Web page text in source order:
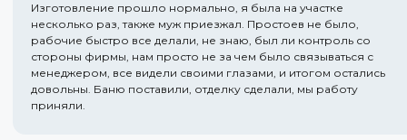
Изготовление прошло нормально, я была на участке
несколько раз, также муж приезжал. Простоев не было,
рабочие быстро все делали, не знаю, был ли контроль со
стороны фирмы, нам просто не за чем было связываться с
менеджером, все видели своими глазами, и итогом остались
довольны. Баню поставили, отделку сделали, мы работу
приняли.